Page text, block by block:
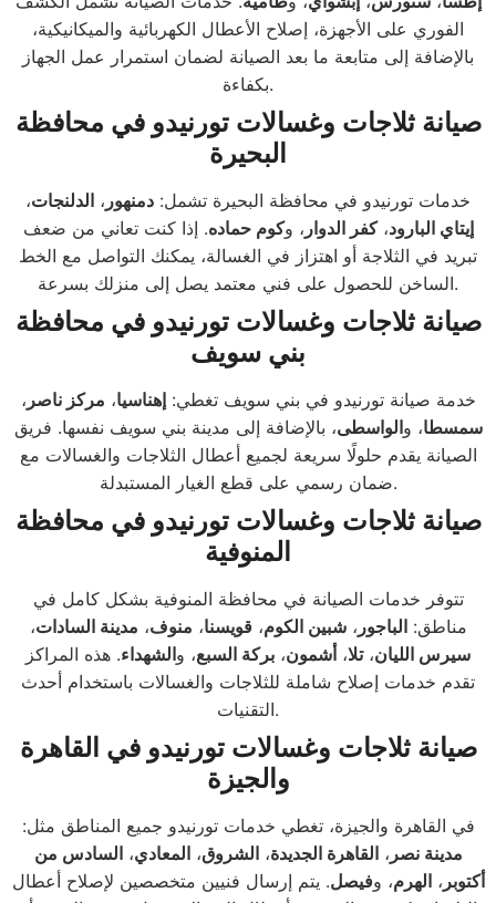
الفوري على الأجهزة، إصلاح الأعطال الكهربائية والميكانيكية،
بالإضافة إلى متابعة ما بعد الصيانة لضمان استمرار عمل الجهاز
بكفاءة.
صيانة ثلاجات وغسالات تورنيدو في محافظة
البحيرة
خدمات تورنيدو في محافظة البحيرة تشمل: دمنهور ، الدلنجات،
إيتاي البارود،كفر الدوار ، وكوم حماده. إذا كنت تعاني من ضعف
تبريد في الثلاجة أو اهتزاز في الغسالة، يمكنك التواصل مع الخط
الساخن للحصول على فني معتمد يصل إلى منزلك بسرعة.
صيانة ثلاجات وغسالات تورنيدو في محافظة
بني سويف
خدمة صيانة تورنيدو في بني سويف تغطي:إهناسيا، مركز ناصر ،
سمسطا، والواسطى، بالإضافة إلى مدينة بني سويف نفسها. فريق
الصيانة يقدم حلولًا سريعة لجميع أعطال الثلاجات والغسالات مع
ضمان رسمي على قطع الغيار المستبدلة.
صيانة ثلاجات وغسالات تورنيدو في محافظة
المنوفية
تتوفر خدمات الصيانة في محافظة المنوفية بشكل كامل في
مناطق:الباجور ،شبين الكوم،قويسنا، منوف، مدينة السادات،
سيرس الليان،تلا، أشمون، بركة السبع، والشهداء. هذه المراكز
تقدم خدمات إصلاح شاملة للثلاجات والغسالات باستخدام أحدث
التقنيات.
صيانة ثلاجات وغسالات تورنيدو في القاهرة
والجيزة
في القاهرة والجيزة، تغطي خدمات تورنيدو جميع المناطق مثل:
مدينة نصر ،القاهرة الجديدة،الشروق،المعادي،السادس من
أكتوبر ،الهرم، وفيصل. يتم إرسال فنيين متخصصين لإصلاح أعطال